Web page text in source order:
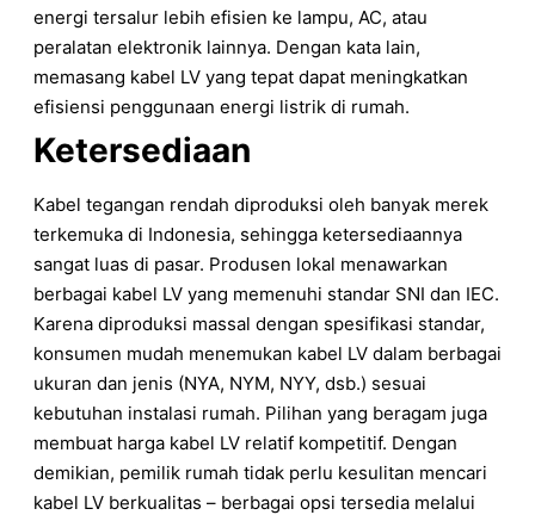
energi tersalur lebih efisien ke lampu, AC, atau
peralatan elektronik lainnya. Dengan kata lain,
memasang kabel LV yang tepat dapat meningkatkan
efisiensi penggunaan energi listrik di rumah.
Ketersediaan
Kabel tegangan rendah diproduksi oleh banyak merek
terkemuka di Indonesia, sehingga ketersediaannya
sangat luas di pasar. Produsen lokal menawarkan
berbagai kabel LV yang memenuhi standar SNI dan IEC.
Karena diproduksi massal dengan spesifikasi standar,
konsumen mudah menemukan kabel LV dalam berbagai
ukuran dan jenis (NYA, NYM, NYY, dsb.) sesuai
kebutuhan instalasi rumah. Pilihan yang beragam juga
membuat harga kabel LV relatif kompetitif. Dengan
demikian, pemilik rumah tidak perlu kesulitan mencari
kabel LV berkualitas – berbagai opsi tersedia melalui